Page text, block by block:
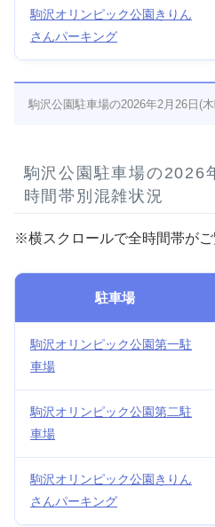
駒沢オリンピック公園きりん
さんパーキング
駒沢公園駐車場の2026年2月26日(
駒沢公園駐車場の2026
時間帯別混雑状況
※横スクロールで全時間帯がご
駐車場
駒沢オリンピック公園第一駐
車場
駒沢オリンピック公園第二駐
車場
駒沢オリンピック公園きりん
さんパーキング